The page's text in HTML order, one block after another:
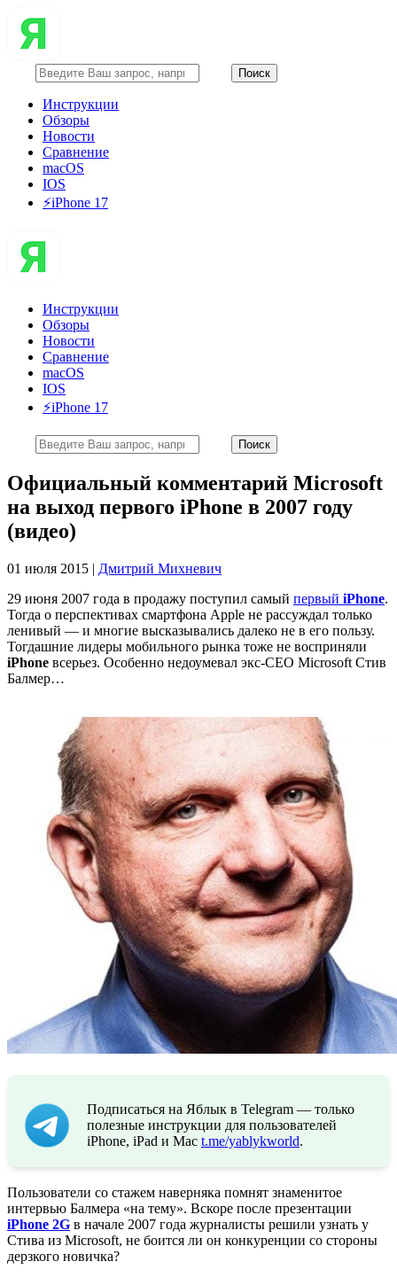
Инструкции
Обзоры
Новости
Сравнение
macOS
IOS
⚡️iPhone 17
Инструкции
Обзоры
Новости
Сравнение
macOS
IOS
⚡️iPhone 17
Официальный комментарий Microsoft
на выход первого iPhone в 2007 году
(видео)
01 июля 2015 | Дмитрий Михневич
29 июня 2007 года в продажу поступил самый первый iPhone.
Тогда о перспективах смартфона Apple не рассуждал только
ленивый — и многие высказывались далеко не в его пользу.
Тогдашние лидеры мобильного рынка тоже не восприняли
iPhone всерьез. Особенно недоумевал экс-CEO Microsoft Стив
Балмер…
Подписаться на Яблык в Telegram — только
полезные инструкции для пользователей
iPhone, iPad и Mac t.me/yablykworld.
Пользователи со стажем наверняка помнят знаменитое
интервью Балмера «на тему». Вскоре после презентации
iPhone 2G в начале 2007 года журналисты решили узнать у
Стива из Microsoft, не боится ли он конкуренции со стороны
дерзкого новичка?